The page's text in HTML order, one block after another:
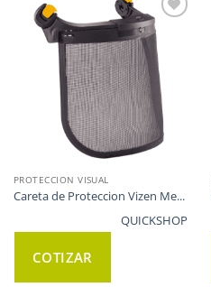
WISHLIST
PROTECCION VISUAL
Careta de Proteccion Vizen Me...
COTIZAR
QUICKSHOP